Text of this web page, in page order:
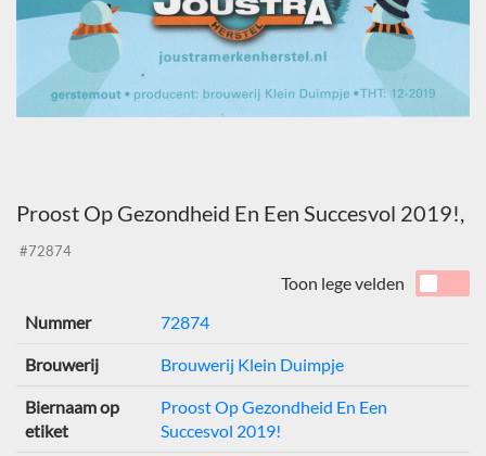
Proost Op Gezondheid En Een Succesvol 2019!,
#72874
Toon lege velden
Nummer
72874
Brouwerij Brouwerij Klein Duimpje
Biernaam op
etiket
Proost Op Gezondheid En Een
Succesvol 2019!